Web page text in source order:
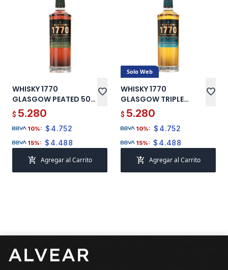
WHISKY 1770
GLASGOW PEATED 500
ML
favorite
$ 5.280
10%: $ 4.752
15%: $ 4.488
add_shopping_cart Agregar al Carrito
Solo Web
WHISKY 1770
GLASGOW TRIPLE
DESTILADO 500 ML
favorite
$ 5.280
10%: $ 4.752
15%: $ 4.488
add_shopping_cart Agregar al Carrito